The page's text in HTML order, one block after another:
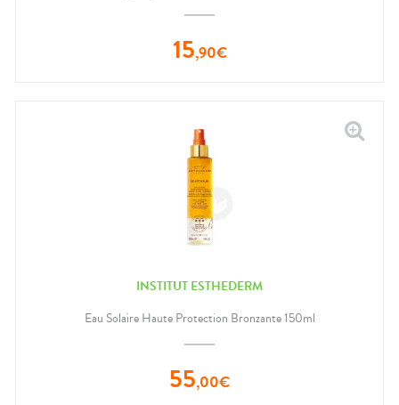
15,90€
INSTITUT ESTHEDERM
Eau Solaire Haute Protection Bronzante 150ml
55,00€